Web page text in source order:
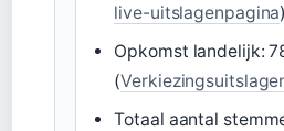
live-uitslagenpagina)
Opkomst landelijk:
(
Totaal aantal